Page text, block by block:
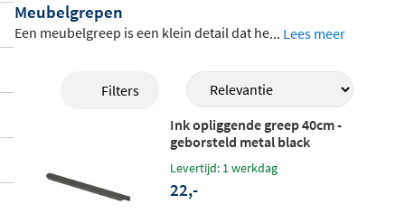
Meubelgrepen
Een meubelgreep is een klein detail dat he
dkamermeubel. In dit assortiment vind je
meubelgrepen van Geberit en Blue Labeli
n uiteenlopende lengtes en afwerkingen,
waaronder chroom, mat wit, mat lava en z
andgrijs. De strakke, aluminium grepen p
assen bij moderne badkamermeubels en
... Lees meer
Filters
Ink opliggende greep 40cm -
geborsteld metal black
Levertijd: 1 werkdag
22,-